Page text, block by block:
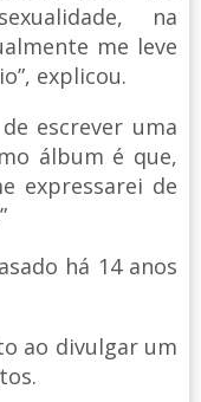
na
me leve
explicou.
escrever uma
álbum é que,
expressarei de
há 14 anos
ao divulgar um